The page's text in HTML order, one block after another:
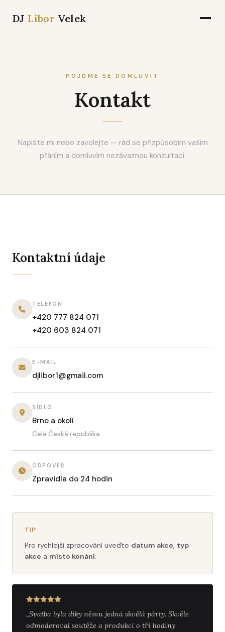
DJ Libor Velek
POJĎME SE DOMLUVIT
Kontakt
Napište mi nebo zavolejte — rád se přizpůsobím vašim
přáním a domluvím nezávaznou konzultaci.
Kontaktní údaje
TELEFON
+420 777 824 071
+420 603 824 071
E-MAIL
djlibor1@gmail.com
SÍDLO
Brno a okolí
Celá Česká republika
ODPOVĚĎ
Zpravidla do 24 hodin
TIP
Pro rychlejší zpracování uveďte datum akce, typ
akce a místo konání.
„Svatba byla díky němu jedná skvělá párty. Skvěle
odmoderoval soutěže a produkci o tři hodiny